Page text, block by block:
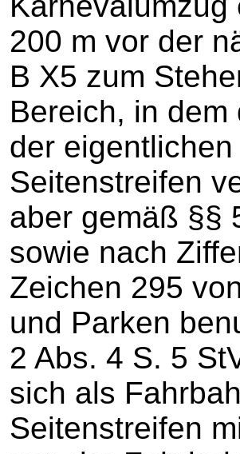
200 m vor der
B X5 zum
Bereich, in
der
Seitenstreifen
aber gemäß §§
sowie nach
Zeichen 295
und Parken
2 Abs. 4 S. 5
sich als
Seitenstreifen